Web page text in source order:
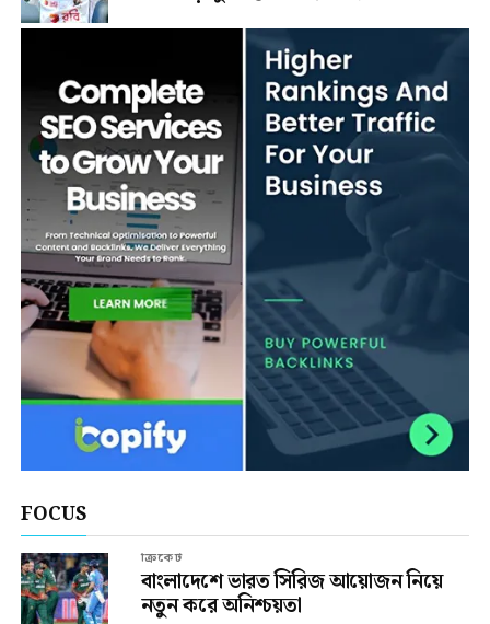
FOCUS
ক্রিকেট
বাংলাদেশে ভারত সিরিজ আয়োজন নিয়ে
নতুন করে অনিশ্চয়তা